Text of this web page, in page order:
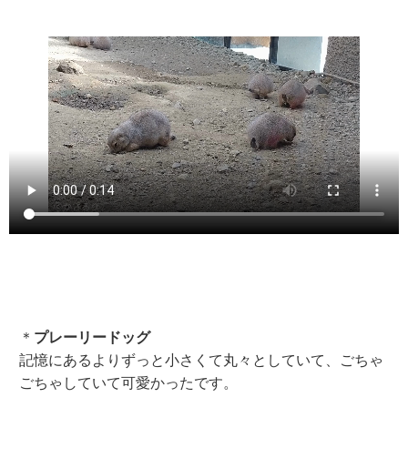
＊ プレーリードッグ
記憶にあるよりずっと小さくて丸々としていて、ごちゃ
ごちゃしていて可愛かったです。